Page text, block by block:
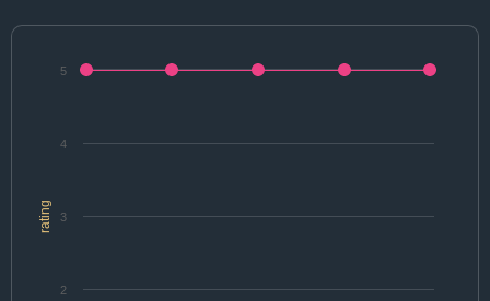
rating
2
3
4
5